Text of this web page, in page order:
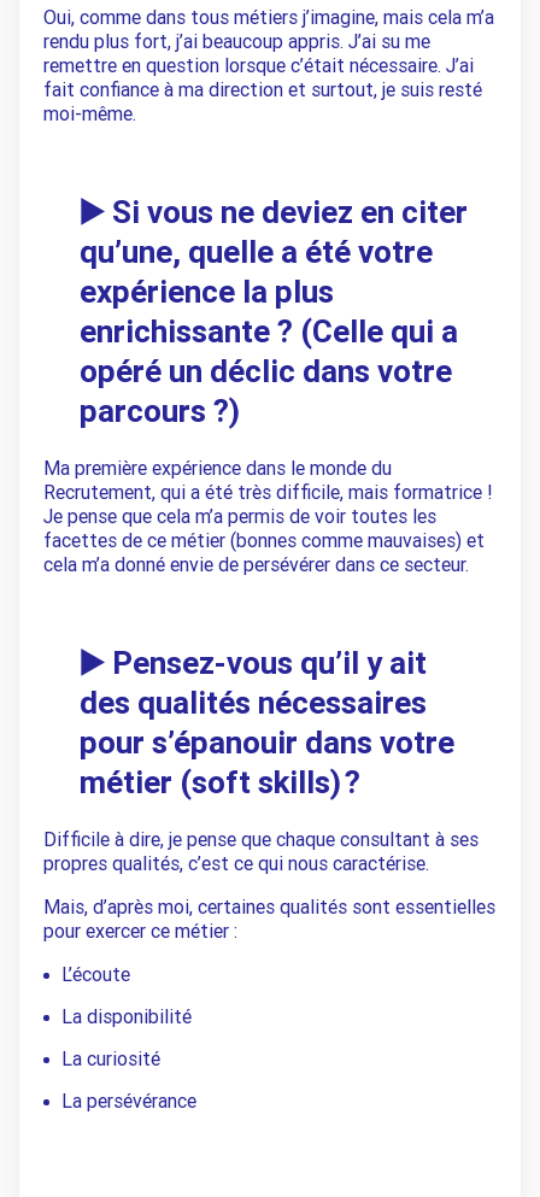
Oui, comme dans tous métiers j’imagine, mais cela m’a
rendu plus fort, j’ai beaucoup appris. J’ai su me
remettre en question lorsque c’était nécessaire. J’ai
fait confiance à ma direction et surtout, je suis resté
moi-même.
▶️ Si vous ne deviez en citer
qu’une, quelle a été votre
expérience la plus
enrichissante ? (Celle qui a
opéré un déclic dans votre
parcours ?)
Ma première expérience dans le monde du
Recrutement, qui a été très difficile, mais formatrice !
Je pense que cela m’a permis de voir toutes les
facettes de ce métier (bonnes comme mauvaises) et
cela m’a donné envie de persévérer dans ce secteur.
▶️ Pensez-vous qu’il y ait
des qualités nécessaires
pour s’épanouir dans votre
métier (soft skills) ?
Difficile à dire, je pense que chaque consultant à ses
propres qualités, c’est ce qui nous caractérise.
Mais, d’après moi, certaines qualités sont essentielles
pour exercer ce métier :
L’écoute
La disponibilité
La curiosité
La persévérance